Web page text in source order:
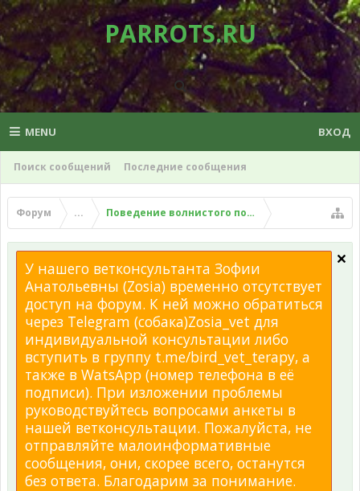
PARROTS.RU
MENU
Поиск сообщений Последние сообщения
ВХОД
Форум ... Поведение волнистого попугая
У нашего ветконсультанта Зофии
Анатольевны (Zosia) временно отсутствует
доступ на форум. К ней можно обратиться
через Telegram (собака)Zosia_vet для
индивидуальной консультации либо
вступить в группу t.me/bird_vet_terapy, а
также в WatsApp (номер телефона в её
подписи). При изложении проблемы
руководствуйтесь вопросами анкеты в
нашей ветконсультации. Пожалуйста, не
отправляйте малоинформативные
сообщения, они, скорее всего, останутся
без ответа. Благодарим за понимание.